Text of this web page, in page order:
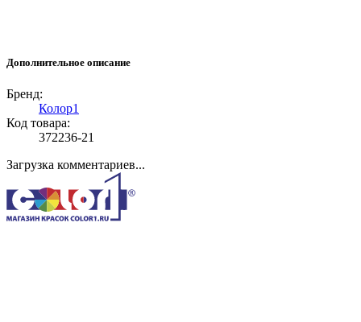
Дополнительное описание
Бренд:
Колор1
Код товара:
372236-21
Загрузка комментариев...